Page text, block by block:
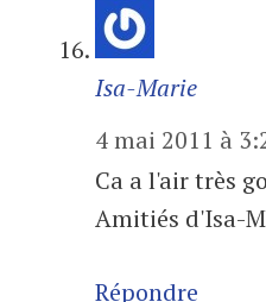
Isa-Marie
4 mai 2011 à
Ca a l'air très
Amitiés d'Isa-
Répondre